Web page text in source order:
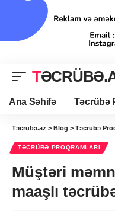
Ana Səhifə Təcrübə
Təcrübə.az > Blog > Təcrübə
TƏCRÜBƏ PROQRAMLARI
Müştəri
maaşlı